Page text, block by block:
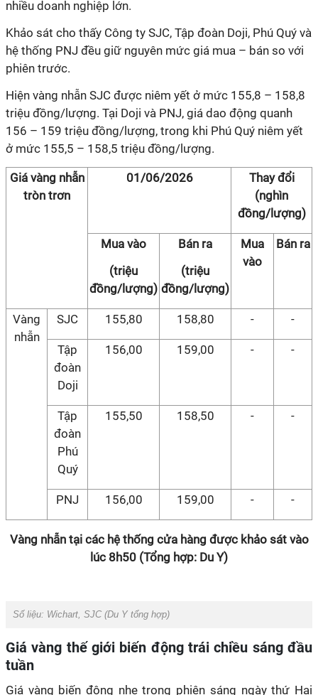
nhiều doanh nghiệp lớn.
Khảo sát cho thấy Công ty SJC, Tập đoàn Doji, Phú Quý và
hệ thống PNJ đều giữ nguyên mức giá mua – bán so với
phiên trước.
Hiện vàng nhẫn SJC được niêm yết ở mức 155,8 – 158,8
triệu đồng/lượng. Tại Doji và PNJ, giá dao động quanh
156 – 159 triệu đồng/lượng, trong khi Phú Quý niêm yết
ở mức 155,5 – 158,5 triệu đồng/lượng.
Giá vàng nhẫn
tròn trơn
01/06/2026
Thay đổi
(nghìn
đồng/lượng)
Mua vào
(triệu
đồng/lượng)
Bán ra
(triệu
đồng/lượng)
Mua
vào
Bán ra
Vàng
nhẫn
SJC 155,80 158,80 - -
Tập
đoàn
Doji
156,00 159,00 - -
Tập
đoàn
Phú
Quý
155,50 158,50 - -
PNJ 156,00 159,00 - -
Vàng nhẫn tại các hệ thống cửa hàng được khảo sát vào
lúc 8h50 (Tổng hợp: Du Y)
Số liệu: Wichart, SJC (Du Y tổng hợp)
Giá vàng thế giới biến động trái chiều sáng đầu
tuần
Giá vàng biến động nhẹ trong phiên sáng ngày thứ Hai